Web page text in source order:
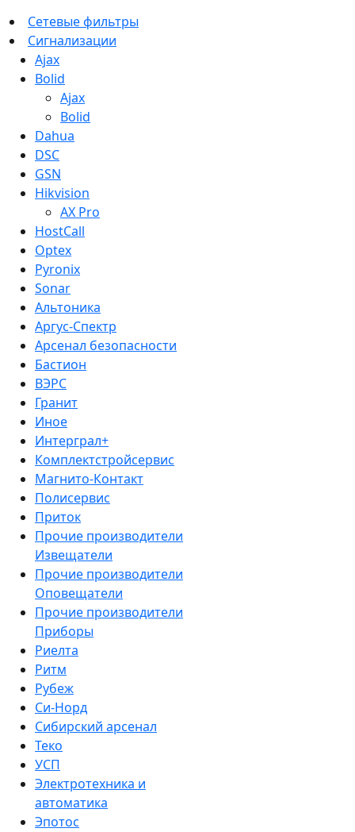
Сетевые фильтры
Сигнализации
Ajax
Bolid
Ajax
Bolid
Dahua
DSC
GSN
Hikvision
AX Pro
HostCall
Optex
Pyronix
Sonar
Альтоника
Аргус-Спектр
Арсенал безопасности
Бастион
ВЭРС
Гранит
Иное
Интерграл+
Комплектстройсервис
Магнито-Контакт
Полисервис
Приток
Прочие производители
Извещатели
Прочие производители
Оповещатели
Прочие производители
Приборы
Риелта
Ритм
Рубеж
Си-Норд
Сибирский арсенал
Теко
УСП
Электротехника и
автоматика
Эпотос